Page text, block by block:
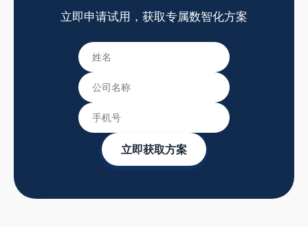
立即申请试用，获取专属数智化方案
立即获取方案